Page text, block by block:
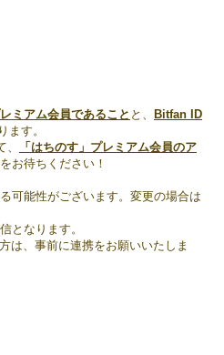
ミアム会員であること と、
Bitfan ID
ます。
「はちのす」プレミアム会員のア
お待ちください！
可能性がございます。変更の場合は
となります。
は、事前に連携をお願いいたしま